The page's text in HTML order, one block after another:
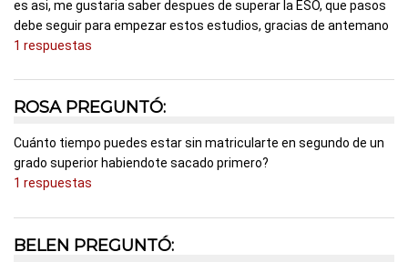
es asi, me gustaria saber despues de superar la ESO, que pasos
debe seguir para empezar estos estudios, gracias de antemano
1 respuestas
ROSA PREGUNTÓ:
Cuánto tiempo puedes estar sin matricularte en segundo de un
grado superior habiendote sacado primero?
1 respuestas
BELEN PREGUNTÓ: